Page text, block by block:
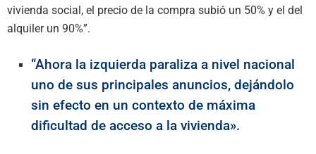
vivienda social, el precio de la compra subió un 50% y el del
alquiler un 90%”.
“Ahora la izquierda paraliza a nivel nacional
uno de sus principales anuncios, dejándolo
sin efecto en un contexto de máxima
dificultad de acceso a la vivienda».